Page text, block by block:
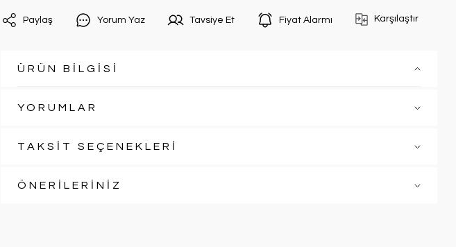
Paylaş Yorum Yaz Tavsiye Et Fiyat Alarmı Karşılaştır
ÜRÜN BİLGİSİ
YORUMLAR
TAKSİT SEÇENEKLERİ
ÖNERİLERİNİZ